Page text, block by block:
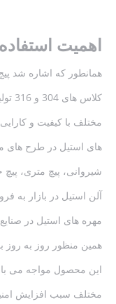
اهمیت
همانطور که اشاره شد
مختلف با کیفیت و
های استیل در طرح های
شیروانی، پیچ متری،
آلن استیل در بازار به
مهره های استیل در
همین منظور روز به روز
این محصول مواجه می
مختلف سبب افزایش